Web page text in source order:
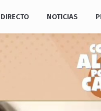
DIRECTO NOTICIAS